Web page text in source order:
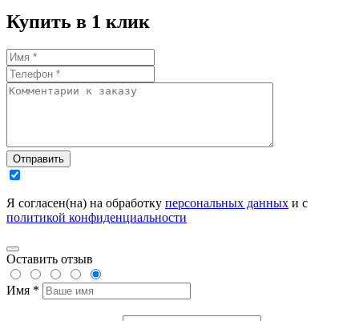
Купить в 1 клик
Отправить
Я согласен(на) на обработку персональных данных и с
политикой конфиденциальности
Оставить отзыв
Имя *